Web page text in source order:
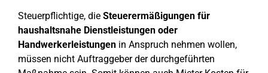
Steuerpflichtige, die Steuerermäßigungen für
haushaltsnahe Dienstleistungen oder
Handwerkerleistungen in Anspruch nehmen wollen,
müssen nicht Auftraggeber der durchgeführten